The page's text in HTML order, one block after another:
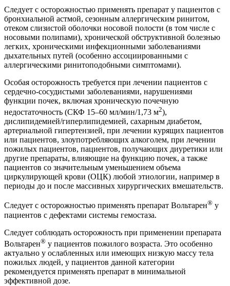
Следует с осторожностью применять препарат у пациентов с
бронхиальной астмой, сезонным аллергическим ринитом,
отеком слизистой оболочки носовой полости (в том числе с
носовыми полипами), хронической обструктивной болезнью
легких, хроническими инфекционными заболеваниями
дыхательных путей (особенно ассоциированными с
аллергическими ринитоподобными симптомами).
Особая осторожность требуется при лечении пациентов с
сердечно-сосудистыми заболеваниями, нарушениями
функции почек, включая хроническую почечную
недостаточность (СКФ 15–60 мл/мин/1,73 м2),
дислипидемией/гиперлипидемией, сахарным диабетом,
артериальной гипертензией, при лечении курящих пациентов
или пациентов, злоупотребляющих алкоголем, при лечении
пожилых пациентов, пациентов, получающих диуретики или
другие препараты, влияющие на функцию почек, а также
пациентов со значительным уменьшением объема
циркулирующей крови (ОЦК) любой этиологии, например в
периоды до и после массивных хирургических вмешательств.
Следует с осторожностью применять препарат Вольтарен® у
пациентов с дефектами системы гемостаза.
Следует соблюдать осторожность при применении препарата
Вольтарен® у пациентов пожилого возраста. Это особенно
актуально у ослабленных или имеющих низкую массу тела
пожилых людей, у пациентов данной категории
рекомендуется применять препарат в минимальной
эффективной дозе.